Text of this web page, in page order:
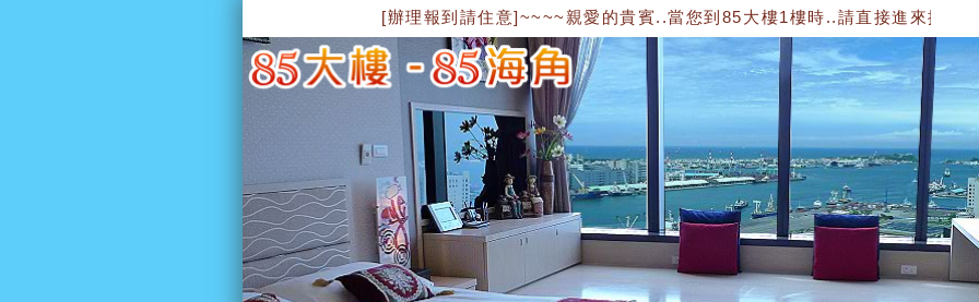
[辦理報到請住意]~~~~親愛的貴賓..當您到85大樓1樓時..請直接進來搭電梯